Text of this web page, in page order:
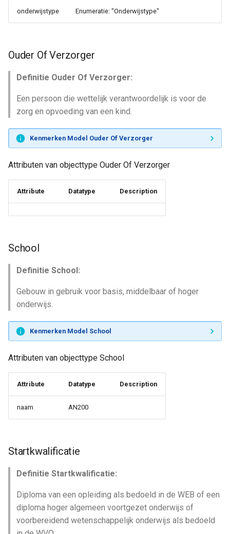
onderwijstype Enumeratie: "Onderwijstype"
Ouder Of Verzorger
Definitie Ouder Of Verzorger:
Een persoon die wettelijk verantwoordelijk is voor de
zorg en opvoeding van een kind.
Kenmerken Model Ouder Of Verzorger
Attributen van objecttype Ouder Of Verzorger
Attribute Datatype Description
School
Definitie School:
Gebouw in gebruik voor basis, middelbaar of hoger
onderwijs.
Kenmerken Model School
Attributen van objecttype School
Attribute Datatype Description
naam AN200
Startkwalificatie
Definitie Startkwalificatie:
Diploma van een opleiding als bedoeld in de WEB of een
diploma hoger algemeen voortgezet onderwijs of
voorbereidend wetenschappelijk onderwijs als bedoeld